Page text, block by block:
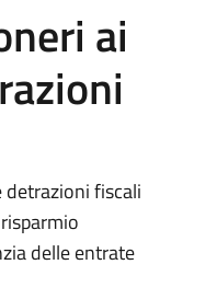
ai
fiscali
delle entrate